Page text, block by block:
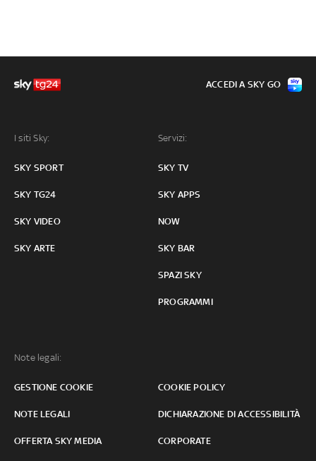
I siti Sky:
SKY SPORT
SKY TG24
SKY VIDEO
SKY ARTE
Servizi:
SKY TV
SKY APPS
NOW
SKY BAR
SPAZI SKY
PROGRAMMI
Note legali:
GESTIONE COOKIE COOKIE POLICY
NOTE LEGALI DICHIARAZIONE DI ACCESSIBILITÀ
OFFERTA SKY MEDIA CORPORATE
ACCEDI A SKY GO